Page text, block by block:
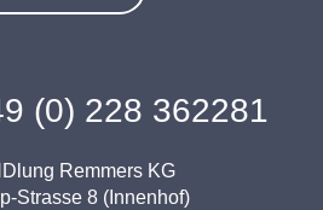
(0) 228 362281
Remmers KG
Strasse 8 (Innenhof)